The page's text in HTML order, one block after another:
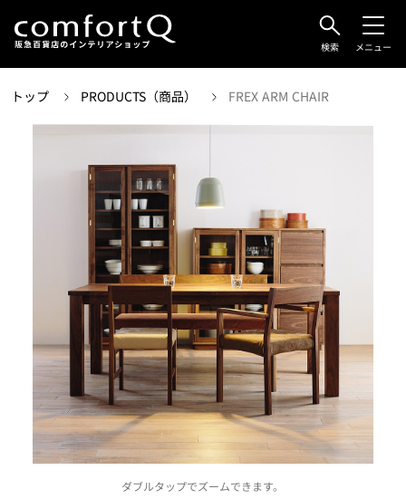
検索 メニュー
トップ PRODUCTS（商品） FREX ARM CHAIR
ダブルタップでズームできます。